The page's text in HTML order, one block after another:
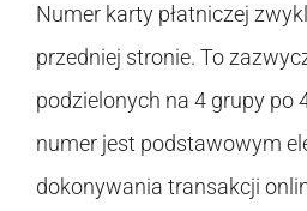
Numer karty płatniczej
przedniej stronie. To
podzielonych na 4 grupy po
numer jest podstawowym
dokonywania transakcji